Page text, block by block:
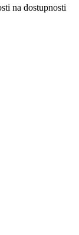
na dostupnosti